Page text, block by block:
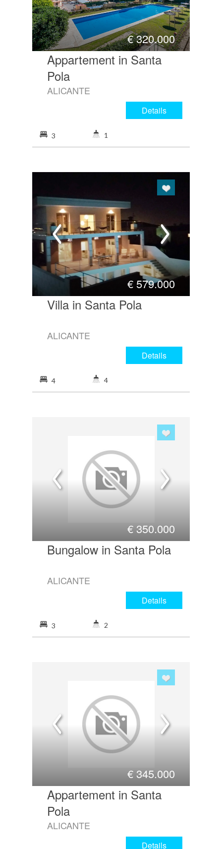
€320.000
Appartement in Santa
Pola
ALICANTE
Details
3 1
€ 579.000
Villa in Santa Pola
ALICANTE
Details
4 4
€350.000
Bungalow in Santa Pola
ALICANTE
Details
3 2
€345.000
Appartement in Santa
Pola
ALICANTE
Details